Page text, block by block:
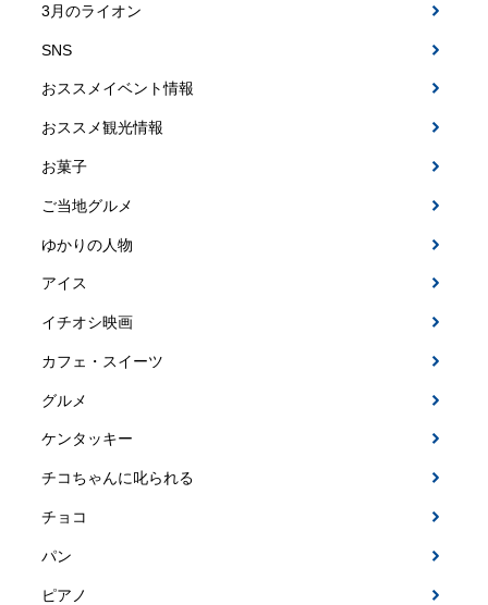
3月のライオン
SNS
おススメイベント情報
おススメ観光情報
お菓子
ご当地グルメ
ゆかりの人物
アイス
イチオシ映画
カフェ・スイーツ
グルメ
ケンタッキー
チコちゃんに叱られる
チョコ
パン
ピアノ